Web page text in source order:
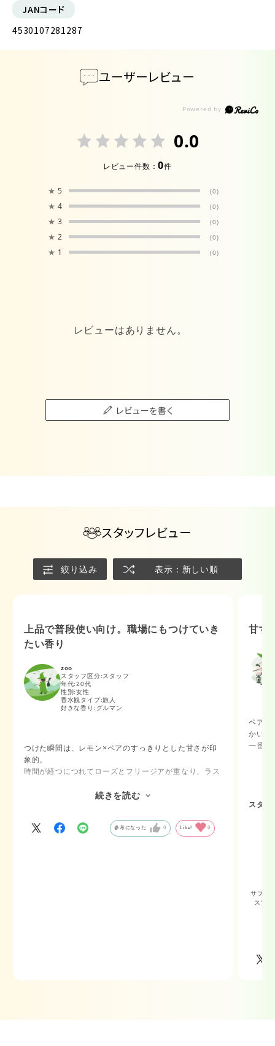
JANコード
4530107281287
ユーザーレビュー
0.0
レビュー件数：0件
★ 5 (0)
★ 4 (0)
★ 3 (0)
★ 2 (0)
★ 1 (0)
レビューはありません。
レビューを書く
スタッフレビュー
絞り込み 表示：新しい順
上品で普段使い向け。職場にもつけていき
たい香り
zoo
スタッフ区分:スタッフ
年代:20代
性別:女性
香水観タイプ:旅人
好きな香り: グルマン
つけた瞬間は、レモン×ペアのすっきりとした甘さが印
象的。
時間が経つにつれてローズとフリージアが重なり、ラス
甘さ控えめが好きな方はもちろん、メンズの方にもおす
続きを読む
参考になった 0 Like! 0
甘す
ペアー
かい香
一番の
しい1
スタッ
サブリ
スプ